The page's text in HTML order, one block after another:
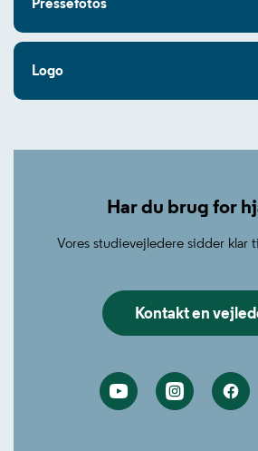
Logo
Har du brug for
Vores studievejledere sidder
Kontakt en
YoutubeInstagram